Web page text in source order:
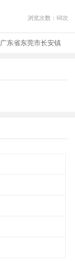
浏览次数： 68次
广东省东莞市长安镇